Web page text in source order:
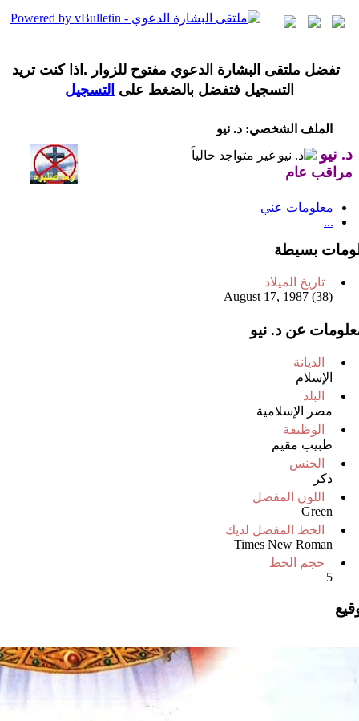
تفضل ملتقى البشارة الدعوي مفتوح للزوار .اذا كنت تريد
التسجيل فتفضل بالضغط على التسجيل
الملف الشخصي: د. نيو
د. نيو
مراقب عام
معلومات عني
...
بسيطة
تاريخ الميلاد
August 17, 1987 (38)
عن د. نيو
الديانة
الإسلام
البلد
مصر الإسلامية
الوظيفة
طبيب مقيم
الجنس
ذكر
اللون المفضل
Green
الخط المفضل لديك
Times New Roman
حجم الخط
5